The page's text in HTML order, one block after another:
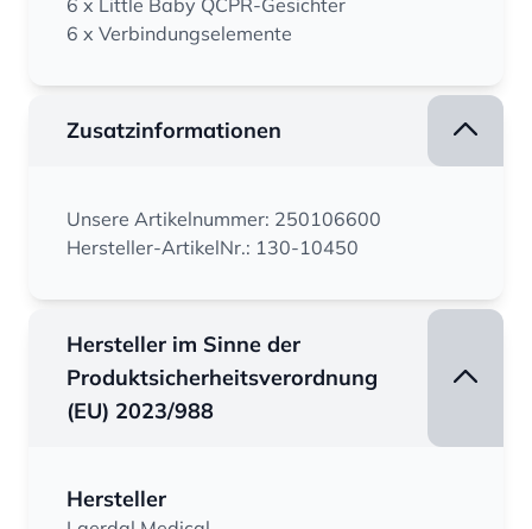
6 x Little Baby QCPR-Gesichter
6 x Verbindungselemente
Zusatzinformationen
Unsere Artikelnummer: 250106600
Hersteller-ArtikelNr.: 130-10450
Hersteller im Sinne der
Produktsicherheitsverordnung
(EU) 2023/988
Hersteller